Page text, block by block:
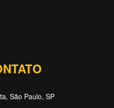
São Paulo, SP